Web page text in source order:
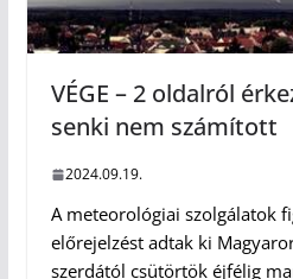
VÉGE – 2 oldalról
senki nem számított
2024.09.19.
A meteorológiai szolgálatok
előrejelzést adtak ki
szerdától csütörtök éjfélig